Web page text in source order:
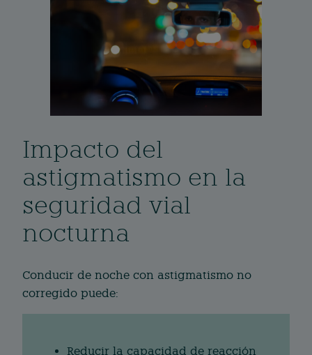
Impacto del
astigmatismo en la
seguridad vial
nocturna
Conducir de noche con astigmatismo no
corregido puede:
Reducir la capacidad de reacción